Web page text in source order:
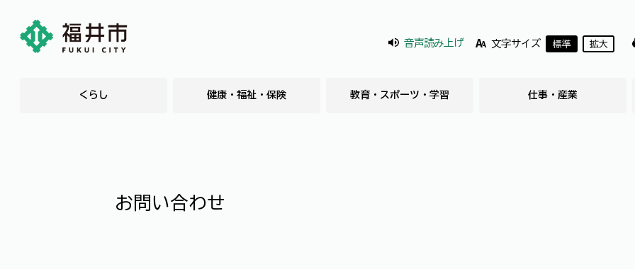
音声読み上げ 文字サイズ 標準 拡大
くらし 健康・福祉・保険 教育・スポーツ・学習 仕事・産業
お問い合わせ